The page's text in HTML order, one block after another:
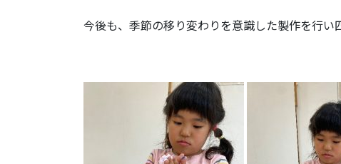
今後も、季節の移り変わりを意識した製作を行い